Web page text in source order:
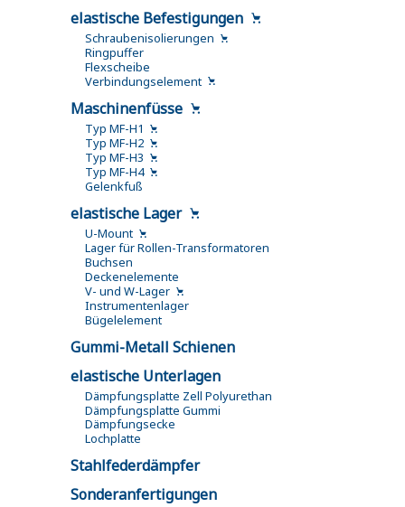
elastische Befestigungen
Schraubenisolierungen
Ringpuffer
Flexscheibe
Verbindungselement
Maschinenfüsse
Typ MF-H1
Typ MF-H2
Typ MF-H3
Typ MF-H4
Gelenkfuß
elastische Lager
U-Mount
Lager für Rollen-Transformatoren
Buchsen
Deckenelemente
V- und W-Lager
Instrumentenlager
Bügelelement
Gummi-Metall Schienen
elastische Unterlagen
Dämpfungsplatte Zell Polyurethan
Dämpfungsplatte Gummi
Dämpfungsecke
Lochplatte
Stahlfederdämpfer
Sonderanfertigungen